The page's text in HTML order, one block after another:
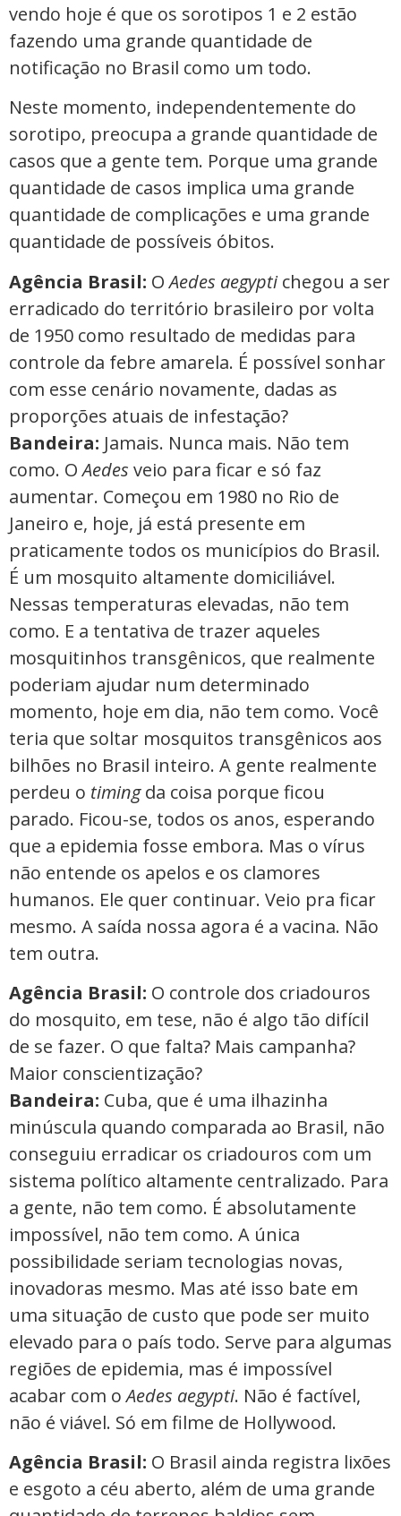
vendo hoje é que os sorotipos 1 e 2 estão
fazendo uma grande quantidade de
notificação no Brasil como um todo.
Neste momento, independentemente do
sorotipo, preocupa a grande quantidade de
casos que a gente tem. Porque uma grande
quantidade de casos implica uma grande
quantidade de complicações e uma grande
quantidade de possíveis óbitos.
Agência Brasil: OAedes aegyptichegou a ser
erradicado do território brasileiro por volta
de 1950 como resultado de medidas para
controle da febre amarela. É possível sonhar
com esse cenário novamente, dadas as
proporções atuais de infestação?
Bandeira: Jamais. Nunca mais. Não tem
como. OAedes veio para ficar e só faz
aumentar. Começou em 1980 no Rio de
Janeiro e, hoje, já está presente em
praticamente todos os municípios do Brasil.
É um mosquito altamente domiciliável.
Nessas temperaturas elevadas, não tem
como. E a tentativa de trazer aqueles
mosquitinhos transgênicos, que realmente
poderiam ajudar num determinado
momento, hoje em dia, não tem como. Você
teria que soltar mosquitos transgênicos aos
bilhões no Brasil inteiro. A gente realmente
perdeu o timingda coisa porque ficou
parado. Ficou-se, todos os anos, esperando
que a epidemia fosse embora. Mas o vírus
não entende os apelos e os clamores
humanos. Ele quer continuar. Veio pra ficar
mesmo. A saída nossa agora é a vacina. Não
tem outra.
Agência Brasil: O controle dos criadouros
do mosquito, em tese, não é algo tão difícil
de se fazer. O que falta? Mais campanha?
Maior conscientização?
Bandeira: Cuba, que é uma ilhazinha
minúscula quando comparada ao Brasil, não
conseguiu erradicar os criadouros com um
sistema político altamente centralizado. Para
a gente, não tem como. É absolutamente
impossível, não tem como. A única
possibilidade seriam tecnologias novas,
inovadoras mesmo. Mas até isso bate em
uma situação de custo que pode ser muito
elevado para o país todo. Serve para algumas
regiões de epidemia, mas é impossível
acabar com oAedes aegypti. Não é factível,
não é viável. Só em filme de Hollywood.
Agência Brasil: O Brasil ainda registra lixões
e esgoto a céu aberto, além de uma grande